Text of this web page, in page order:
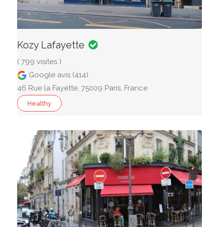
Kozy Lafayette
( 799 visites )
Google avis (414)
46 Rue la Fayette, 75009 Paris, France
Healthy